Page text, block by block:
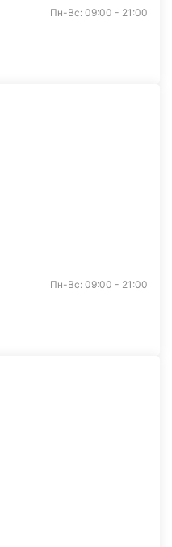
Пн-Вс: 09:00 - 21:00
Пн-Вс: 09:00 - 21:00